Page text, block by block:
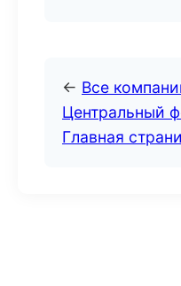
← Все
Центральный
Главная